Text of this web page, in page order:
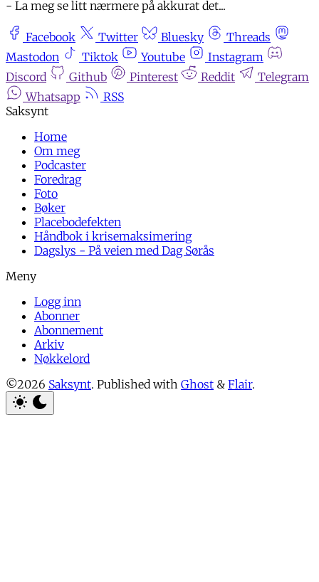
- La meg se litt nærmere på akkurat det...
Facebook Twitter Bluesky
Threads
Mastodon
Tiktok Youtube
Instagram
Discord
Github Pinterest Reddit
Telegram
Whatsapp
RSS
Home
Om meg
Podcaster
Foredrag
Foto
Bøker
Placebodefekten
Håndbok i krisemaksimering
Dagslys - På veien med Dag Sørås
Logg inn
Abonner
Abonnement
Arkiv
Nøkkelord
©2026 Saksynt. Published with Ghost & Flair.